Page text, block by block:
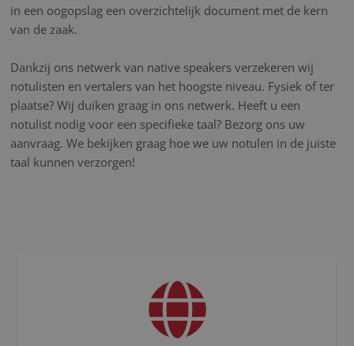
in een oogopslag een overzichtelijk document met de kern
van de zaak.
Dankzij ons netwerk van native speakers verzekeren wij
notulisten en vertalers van het hoogste niveau. Fysiek of ter
plaatse? Wij duiken graag in ons netwerk. Heeft u een
notulist nodig voor een specifieke taal? Bezorg ons uw
aanvraag. We bekijken graag hoe we uw notulen in de juiste
taal kunnen verzorgen!